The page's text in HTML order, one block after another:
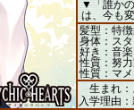
▼「誰か
は、今も
髪型：特
身体：ス
好き：音
性質：努
性質：マ
生まれ：
入学理由